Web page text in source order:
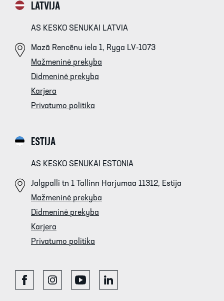
LATVIJA
AS KESKO SENUKAI LATVIA
Mazā Rencēnu iela 1, Ryga LV-1073
Mažmeninė prekyba
Didmeninė prekyba
Karjera
Privatumo politika
ESTIJA
AS KESKO SENUKAI ESTONIA
Jalgpalli tn 1 Tallinn Harjumaa 11312, Estija
Mažmeninė prekyba
Didmeninė prekyba
Karjera
Privatumo politika